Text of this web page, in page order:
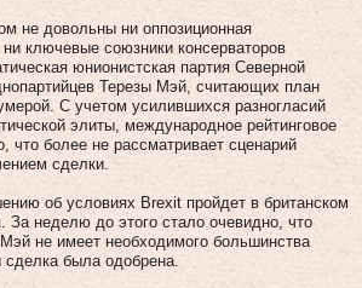
не довольны ни оппозиционная
ключевые союзники консерваторов
юнионистская партия Северной
Терезы Мэй, считающих план
С учетом усилившихся разногласий
элиты, международное рейтинговое
что более не рассматривает сценарий
сделки.
об условиях Brexit пройдет в британском
За неделю до этого стало очевидно, что
не имеет необходимого большинства
была одобрена.